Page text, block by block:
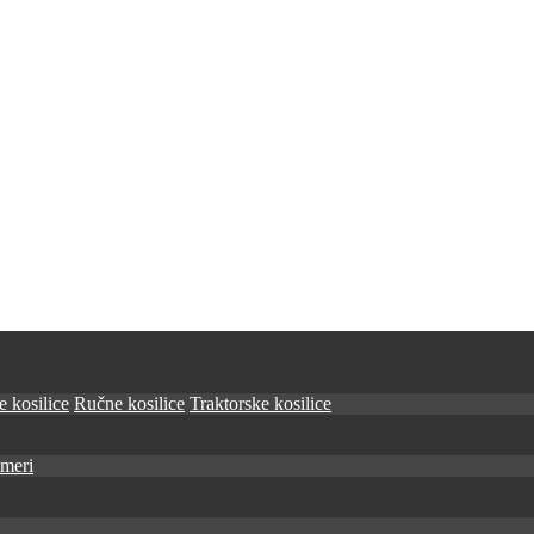
kosilice Ručne kosilice Traktorske kosilice